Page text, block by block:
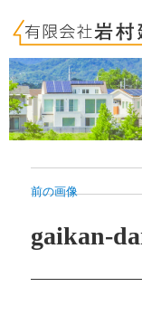
前の画像
gaikan-